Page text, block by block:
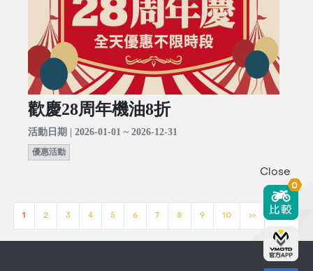
歡慶28周年機油8折
活動日期 | 2026-01-01 ~ 2026-12-31
優惠活動
1 2 3 4 5 6 7 8 9 10 >> [23]
Close
0